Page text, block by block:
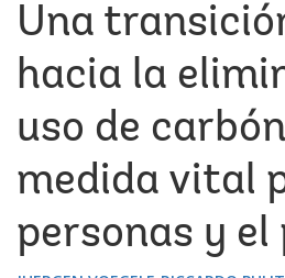
Una
hacia la
uso de
medida vital
personas y